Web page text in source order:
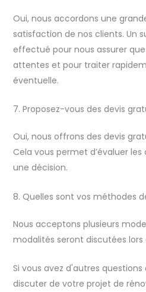
Oui, nous accordons une
satisfaction de nos clients. Un
effectué pour nous assurer
attentes et pour traiter
éventuelle.
7. Proposez-vous des devis
Oui, nous offrons des devis
Cela vous permet d’évaluer
une décision.
8. Quelles sont vos méthodes
Nous acceptons plusieurs
modalités seront discutées
Si vous avez d'autres questions
discuter de votre projet de